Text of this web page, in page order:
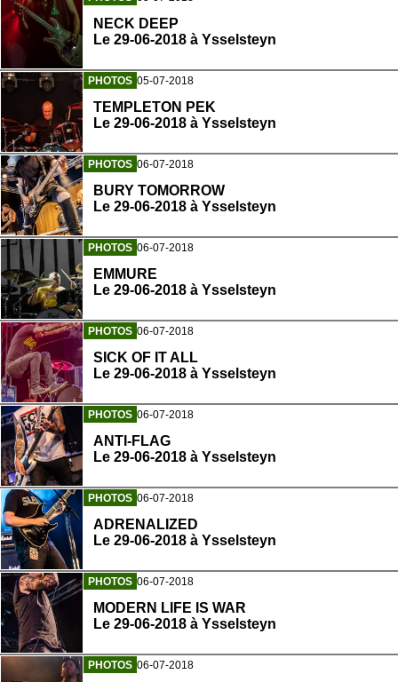
NECK DEEP
Le 29-06-2018 à Ysselsteyn
PHOTOS 05-07-2018
TEMPLETON PEK
Le 29-06-2018 à Ysselsteyn
PHOTOS 06-07-2018
BURY TOMORROW
Le 29-06-2018 à Ysselsteyn
PHOTOS 06-07-2018
EMMURE
Le 29-06-2018 à Ysselsteyn
PHOTOS 06-07-2018
SICK OF IT ALL
Le 29-06-2018 à Ysselsteyn
PHOTOS 06-07-2018
ANTI-FLAG
Le 29-06-2018 à Ysselsteyn
PHOTOS 06-07-2018
ADRENALIZED
Le 29-06-2018 à Ysselsteyn
PHOTOS 06-07-2018
MODERN LIFE IS WAR
Le 29-06-2018 à Ysselsteyn
PHOTOS 06-07-2018